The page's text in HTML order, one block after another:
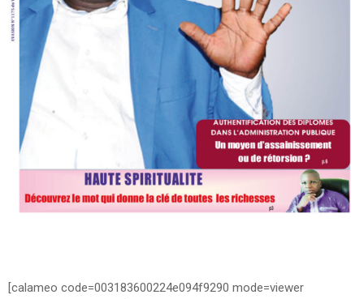
[calameo code=003183600224e094f9290 mode=viewer